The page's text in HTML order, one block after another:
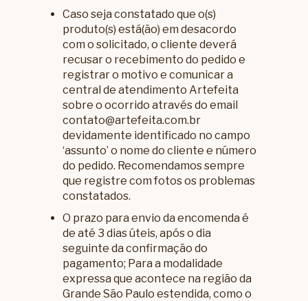
Caso seja constatado que o(s)
produto(s) está(ão) em desacordo
com o solicitado, o cliente deverá
recusar o recebimento do pedido e
registrar o motivo e comunicar a
central de atendimento Artefeita
sobre o ocorrido através do email
contato@artefeita.com.br
devidamente identificado no campo
‘assunto’ o nome do cliente e número
do pedido. Recomendamos sempre
que registre com fotos os problemas
constatados.
O prazo para envio da encomenda é
de até 3 dias úteis, após o dia
seguinte da confirmação do
pagamento; Para a modalidade
expressa que acontece na região da
Grande São Paulo estendida, como o